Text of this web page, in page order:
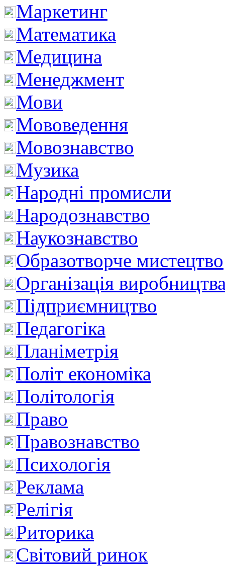
Маркетинг
Математика
Медицина
Менеджмент
Мови
Мововедення
Мовознавство
Музика
Народні промисли
Народознавство
Наукознавство
Образотворче мистецтво
Організація
Підприємництво
Педагогіка
Планіметрія
Політ економіка
Політологія
Право
Правознавство
Психологія
Реклама
Релігія
Риторика
Світовий ринок